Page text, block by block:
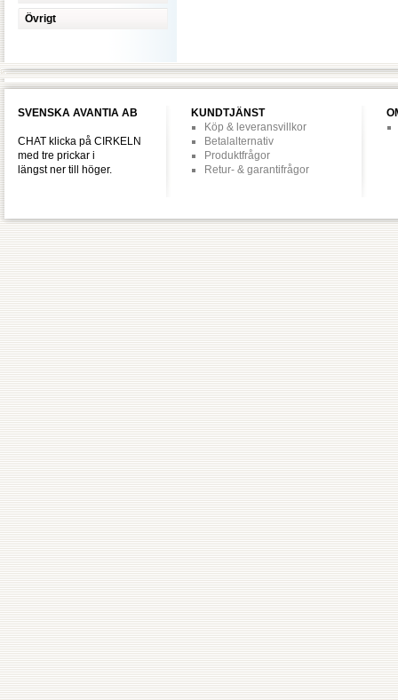
Övrigt
SVENSKA AVANTIA AB
CHAT klicka på CIRKELN
med tre prickar i
längst ner till höger.
KUNDTJÄNST
Köp & leveransvillkor
Betalalternativ
Produktfrågor
Retur- & garantifrågor